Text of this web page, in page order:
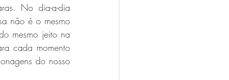
No dia-a-dia
não é o mesmo
mesmo jeito na
cada momento
do nosso